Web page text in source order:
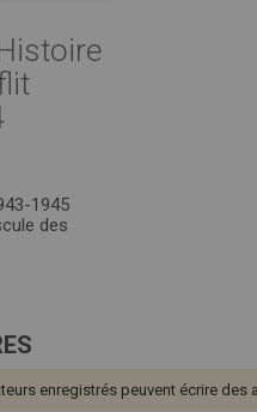
1945
des
enregistrés peuvent écrire des